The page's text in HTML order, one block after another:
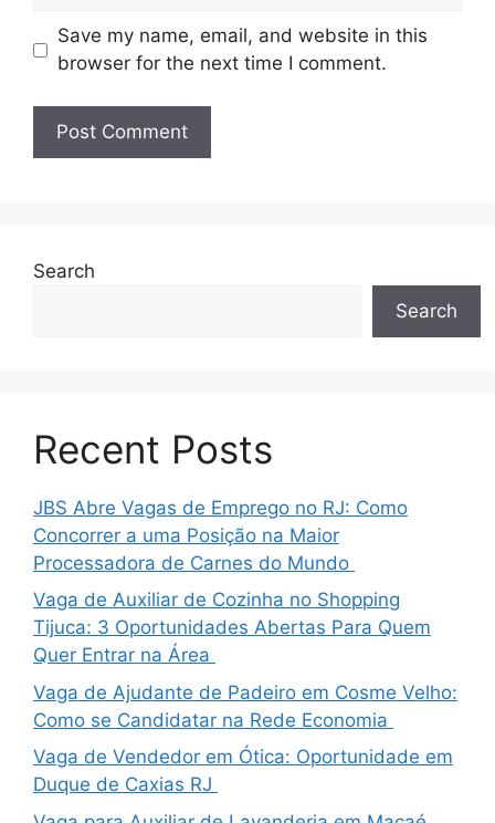
Save my name, email, and website in this
browser for the next time I comment.
Search
Search
Recent Posts
JBS Abre Vagas de Emprego no RJ: Como
Concorrer a uma Posição na Maior
Processadora de Carnes do Mundo
Vaga de Auxiliar de Cozinha no Shopping
Tijuca: 3 Oportunidades Abertas Para Quem
Quer Entrar na Área
Vaga de Ajudante de Padeiro em Cosme Velho:
Como se Candidatar na Rede Economia
Vaga de Vendedor em Ótica: Oportunidade em
Duque de Caxias RJ